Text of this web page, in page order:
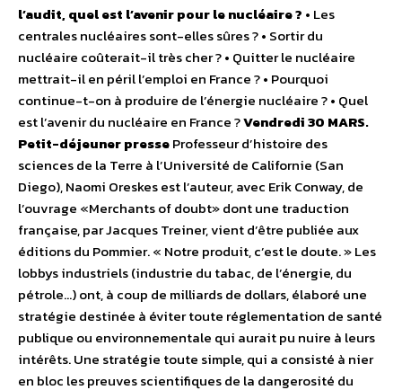
l’audit, quel est l’avenir pour le nucléaire ? • Les
centrales nucléaires sont-elles sûres ? • Sortir du
nucléaire coûterait-il très cher ? • Quitter le nucléaire
mettrait-il en péril l’emploi en France ? • Pourquoi
continue-t-on à produire de l’énergie nucléaire ? • Quel
est l’avenir du nucléaire en France ?Vendredi 30 MARS.
Petit-déjeuner presseProfesseur d’histoire des
sciences de la Terre à l’Université de Californie (San
Diego), Naomi Oreskes est l’auteur, avec Erik Conway, de
l’ouvrage «Merchants of doubt» dont une traduction
française, par Jacques Treiner, vient d’être publiée aux
éditions du Pommier. « Notre produit, c’est le doute. » Les
lobbys industriels (industrie du tabac, de l’énergie, du
pétrole…) ont, à coup de milliards de dollars, élaboré une
stratégie destinée à éviter toute réglementation de santé
publique ou environnementale qui aurait pu nuire à leurs
intérêts. Une stratégie toute simple, qui a consisté à nier
en bloc les preuves scientifiques de la dangerosité du